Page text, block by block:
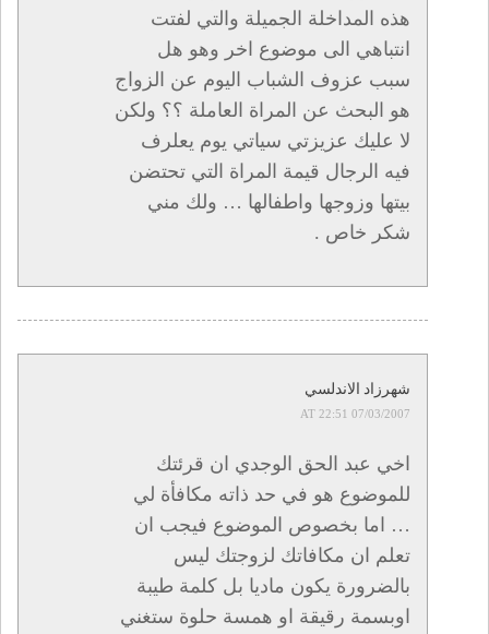
هذه المداخلة الجميلة والتي لفتت
انتباهي الى موضوع اخر وهو هل
سبب عزوف الشباب اليوم عن الزواج
هو البحث عن المراة العاملة ؟؟ ولكن
لا عليك عزيزتي سياتي يوم يعلرف
فيه الرجال قيمة المراة التي تحتضن
بيتها وزوجها واطفالها … ولك مني
شكر خاص .
شهرزاد الاندلسي
07/03/2007 AT 22:51
اخي عبد الحق الوجدي ان قرئتك
للموضوع هو في حد ذاته مكافأة لي
… اما بخصوص الموضوع فيجب ان
تعلم ان مكافاتك لزوجتك ليس
بالضرورة يكون ماديا بل كلمة طيبة
اوبسمة رقيقة او همسة حلوة ستغني